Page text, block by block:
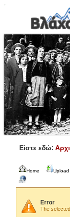
Είστε εδώ:
Home Upload
Error
The